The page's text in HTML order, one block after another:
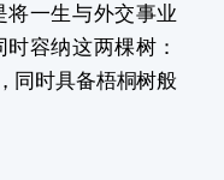
一生与外交事业
容纳这两棵树：
同时具备梧桐树般